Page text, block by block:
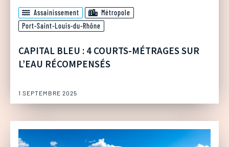
Assainissement
Métropole
Port-Saint-Louis-du-Rhône
CAPITAL BLEU : 4 COURTS-MÉTRAGES SUR
L’EAU RÉCOMPENSÉS
1 SEPTEMBRE 2025